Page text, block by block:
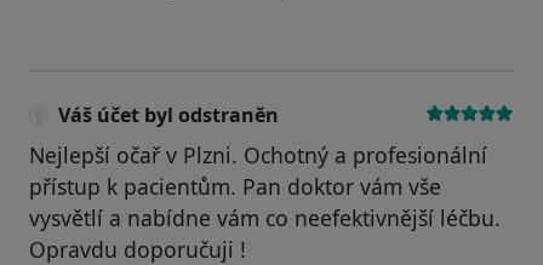
Váš účet byl odstraněn
Nejlepší očař v Plzni. Ochotný a profesionální
přístup k pacientům. Pan doktor vám vše
vysvětlí a nabídne vám co neefektivnější léčbu.
Opravdu doporučuji !